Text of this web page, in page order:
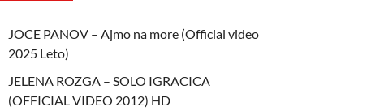
JOCE PANOV – Ajmo na more (Official video
2025 Leto)
JELENA ROZGA – SOLO IGRACICA
(OFFICIAL VIDEO 2012) HD